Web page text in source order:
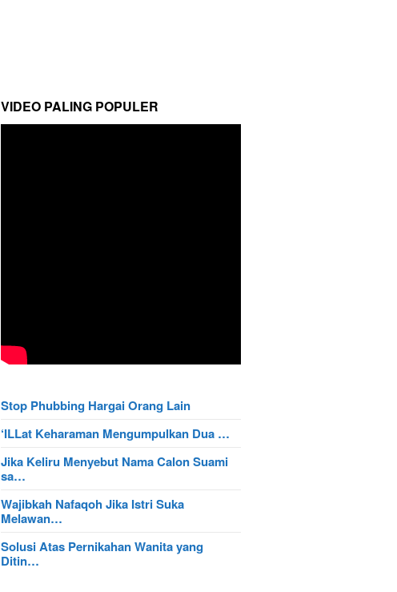
VIDEO PALING POPULER
Stop Phubbing Hargai Orang Lain
‘ILLat Keharaman Mengumpulkan Dua …
Jika Keliru Menyebut Nama Calon Suami
sa…
Wajibkah Nafaqoh Jika Istri Suka
Melawan…
Solusi Atas Pernikahan Wanita yang
Ditin…